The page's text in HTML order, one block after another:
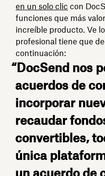
en un solo clic con
funciones que más
increíble producto. Ve
profesional tiene que
continuación:
“DocSend nos
acuerdos de
incorporar
recaudar
convertibles,
única
un acuerdo de